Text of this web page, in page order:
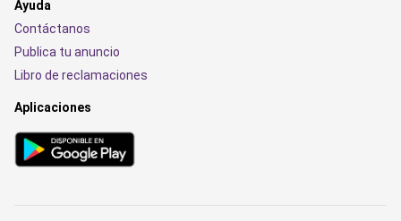
Ayuda
Contáctanos
Publica tu anuncio
Libro de reclamaciones
Aplicaciones